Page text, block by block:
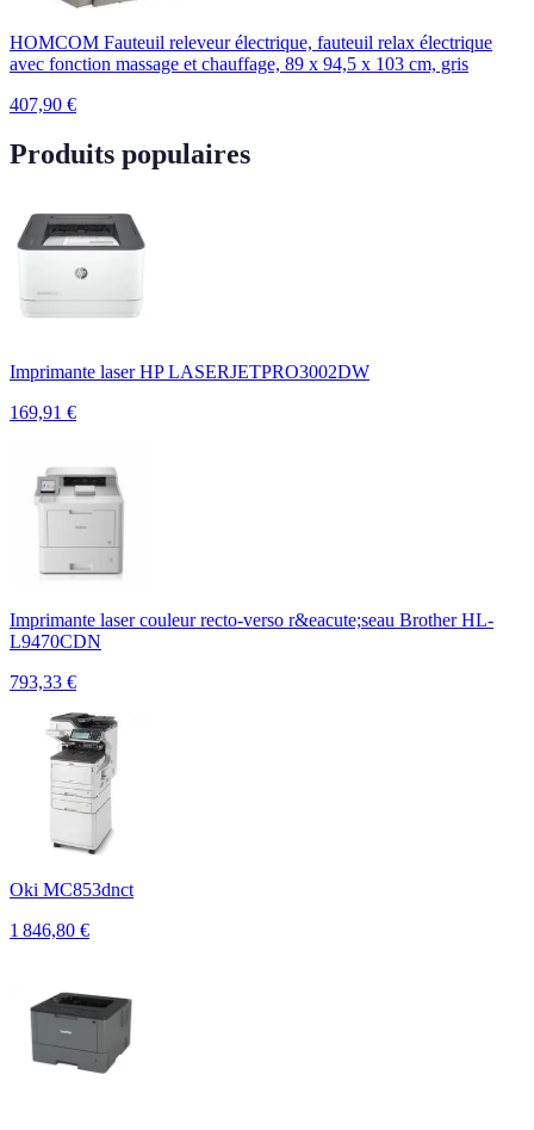
HOMCOM Fauteuil releveur électrique, fauteuil relax électrique
avec fonction massage et chauffage, 89 x 94,5 x 103 cm, gris
407,90 €
Produits populaires
Imprimante laser HP LASERJETPRO3002DW
169,91 €
Imprimante laser couleur recto-verso r&eacute;seau Brother HL-
L9470CDN
793,33 €
Oki MC853dnct
1 846,80 €